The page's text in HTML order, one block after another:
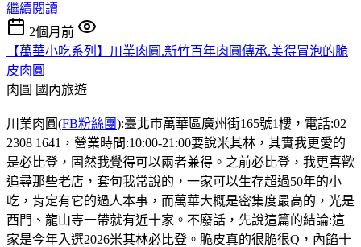
繼續閱讀
2個月前
【萬華小吃系列】川業肉圓.新竹百年肉圓傳承.美得冒泡的脆
皮肉圓
肉圓 國內旅遊
川業肉圓(FB粉絲團):臺北市萬華區廣州街165號1樓，電話:02
2308 1641，營業時間:10:00-21:00要說米其林，其實我更愛的
是必比登，固然我覺得可以兩者兼得。之前必比登，我更喜歡
追尋那些老店，套句我常說的，一家可以生存超過50年的小
吃，肯定有它的過人本事，而萬華大概是密集度最高的，光是
西門、龍山寺一帶就有近十家。不廢話，先說這篇的結論:這
家是今年入選2026米其林必比登。脆皮真的很脆很Q，內餡十